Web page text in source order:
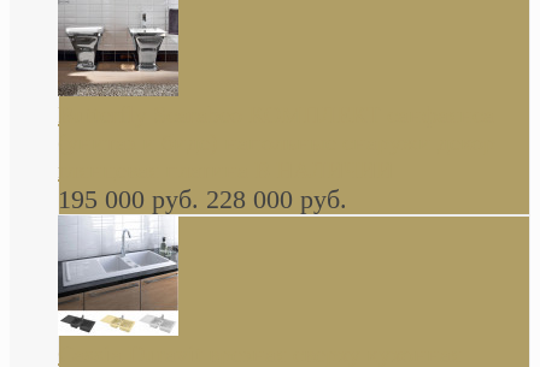
Butterfly Scarabeo КОМПЛЕКТ санфаянса
глянцевая платина В НАЛИЧИИ
195 000 руб. 228 000 руб.